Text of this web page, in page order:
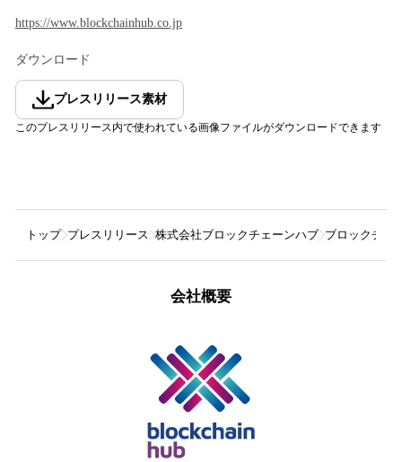
https://www.blockchainhub.co.jp
ダウンロード
プレスリリース素材
このプレスリリース内で使われている画像ファイルがダウンロードできます
トップ プレスリリース 株式会社ブロックチェーンハブ ブロックチェ
会社概要